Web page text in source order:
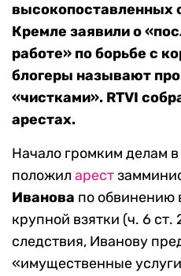
высокопоставленных
Кремле заявили о
работе» по борьбе с
блогеры называют
«чистками». RTVI
арестах.
Начало громким делам
положил арест
Иванова по обвинению
крупной взятки (ч. 6
следствия, Иванову
«имущественные